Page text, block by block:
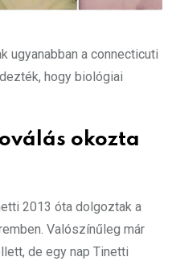
ugyanabban a connecticuti
hogy biológiai
okozta
2013 óta dolgoztak a
Valószínűleg már
de egy nap Tinetti